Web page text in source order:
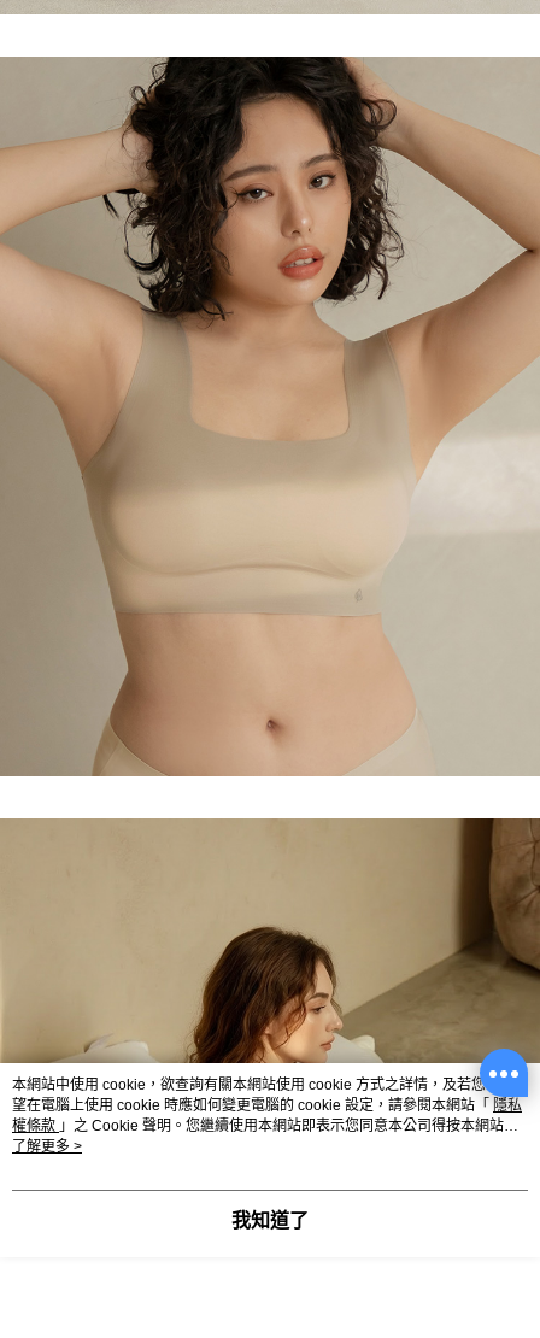
本網站中使用 cookie，欲查詢有關本網站使用 cookie 方式之詳情，及若您不希
望在電腦上使用 cookie 時應如何變更電腦的 cookie 設定，請參閱本網站「 隱私
權條款 」之 Cookie 聲明。您繼續使用本網站即表示您同意本公司得按本網站使
用條款之 Cookie 聲明使用 cookie。
了解更多 >
我知道了